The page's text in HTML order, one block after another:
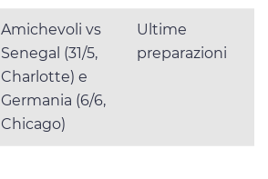
Amichevoli vs
Senegal (31/5,
Charlotte) e
Germania (6/6,
Chicago)
Ultime
preparazioni